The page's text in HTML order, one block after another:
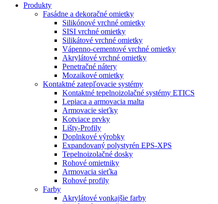
Produkty
Fasádne a dekoračné omietky
Silikónové vrchné omietky
SISI vrchné omietky
Silikátové vrchné omietky
Vápenno-cementové vrchné omietky
Akrylátové vrchné omietky
Penetračné nátery
Mozaikové omietky
Kontaktné zatepľovacie systémy
Kontaktné tepelnoizolačné systémy ETICS
Lepiaca a armovacia malta
Armovacie sieťky
Kotviace prvky
Lišty-Profily
Doplnkové výrobky
Expandovaný polystyrén EPS-XPS
Tepelnoizolačné dosky
Rohové omietniky
Armovacia sieťka
Rohové profily
Farby
Akrylátové vonkajšie farby